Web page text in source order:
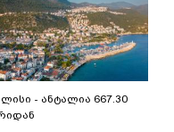
- ანტალია 667.30